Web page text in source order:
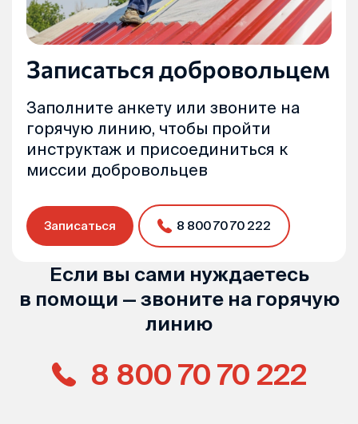
Записаться добровольцем
Заполните анкету или звоните на
горячую линию, чтобы пройти
инструктаж и присоединиться к
миссии добровольцев
Записаться 8 800 70 70 222
Если вы сами нуждаетесь
в помощи — звоните на горячую
линию
8 800 70 70 222